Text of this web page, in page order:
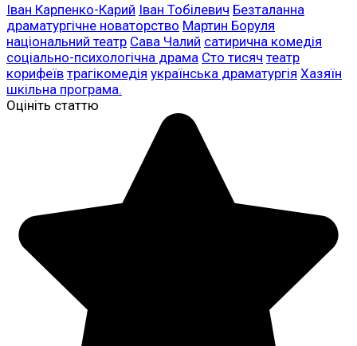
Іван Карпенко-Карий Іван Тобілевич Безталанна
драматургічне новаторство Мартин Боруля
національний театр Сава Чалий сатирична комедія
соціально-психологічна драма Сто тисяч театр
корифеїв трагікомедія українська драматургія Хазяїн
шкільна програма.
Оцініть статтю